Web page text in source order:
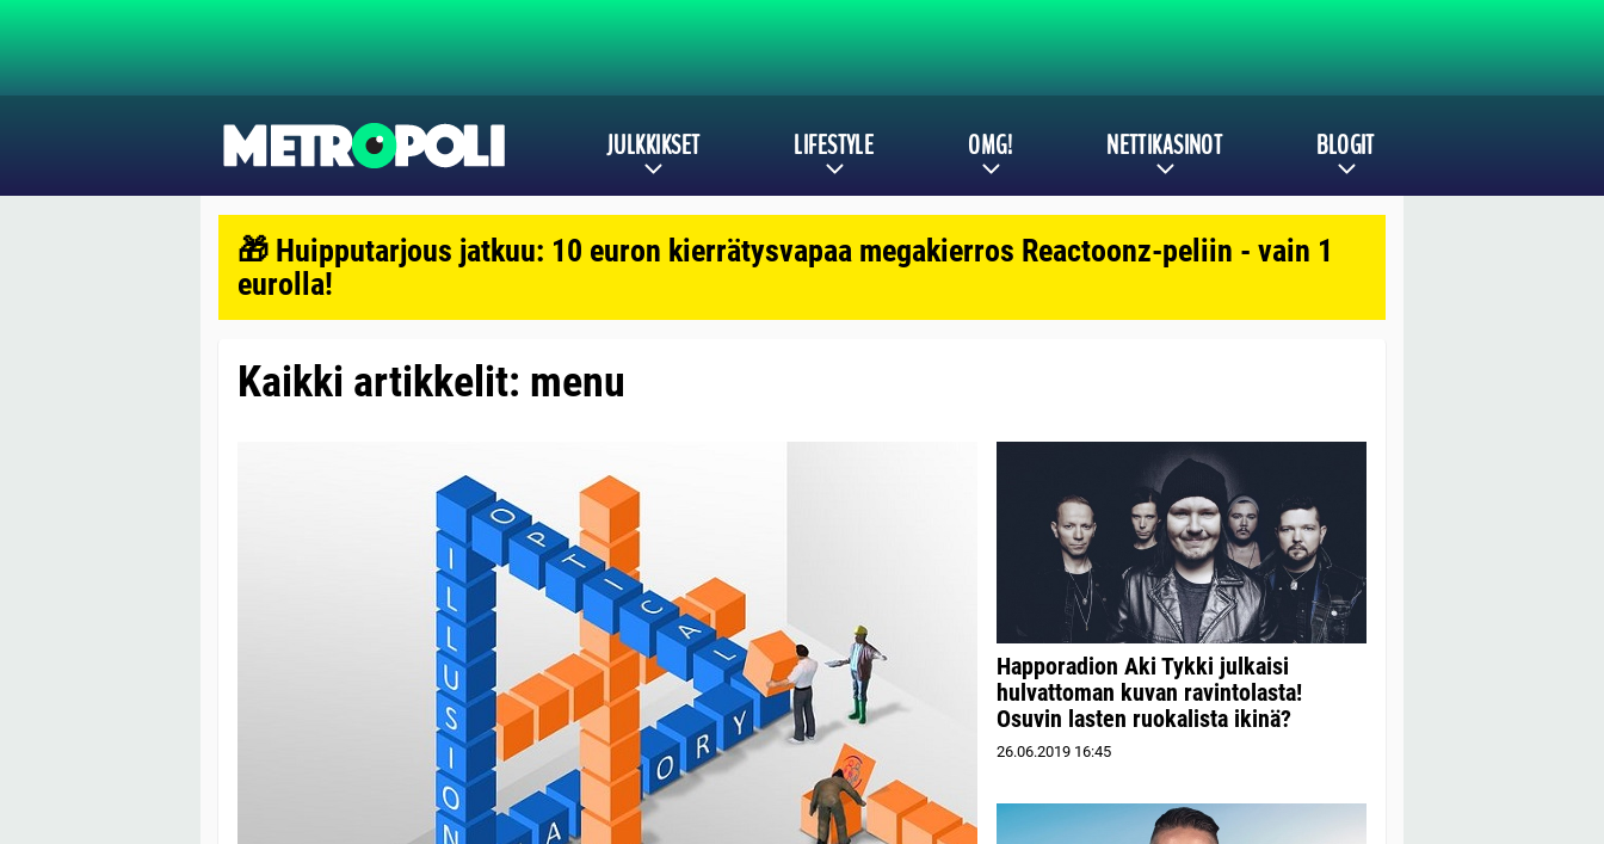
JULKKIKSET LIFESTYLE OMG! NETTIKASINOT BLOGIT
🎁 Huipputarjous jatkuu: 10 euron kierrätysvapaa megakierros Reactoonz-peliin - vain 1
eurolla!
Kaikki artikkelit: menu
Happoradion Aki Tykki julkaisi
hulvattoman kuvan ravintolasta!
Osuvin lasten ruokalista ikinä?
26.06.2019 16:45